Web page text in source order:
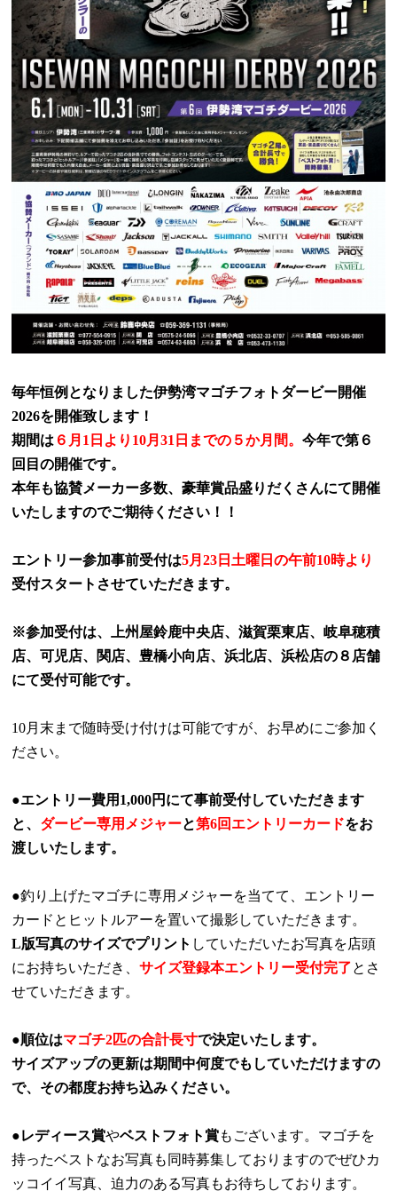
毎年恒例となりました伊勢湾マゴチフォトダービー開催
2026を開催致します！
期間は ６月 1 日より 10月31 日までの５か月間。今年で第６
回目の開催です。
本年も協賛メーカー多数、豪華賞品盛りだくさんにて開催
いたしますのでご期待ください！！
エントリー参加事前受付は5月23 日土曜日の午前10時より
受付スタートさせていただきます。
※参加受付は、上州屋鈴鹿中央店、滋賀栗東店、岐阜穂積
店、可児店、関店、豊橋小向店、浜北店、浜松店の８店舗
にて受付可能です。
10月末まで随時受け付けは可能ですが、お早めにご参加く
ださい。
●エントリー費用 1,000円にて事前受付していただきます
と、 ダービー専用メジャーと第6回エントリーカードをお
渡しいたします。
●釣り上げたマゴチに専用メジャーを当てて、エントリー
カードと ヒットルアーを置いて撮影していただきます。
L版写真のサイズでプリント していただいたお写真を店頭
にお持ちいただき、サイズ登録本エントリー受付完了 とさ
せていただきます。
●順位はマゴチ2匹の合計長寸で決定いたします。
サイズアップの更新は期間中何度でもしていただけますの
で、その都度お持ち込みください。
●レディース賞やベストフォト賞もございます。マゴチを
持ったベストなお写真も同時募集しておりますのでぜひカ
ッコイイ写真、迫力のある写真もお待ちしております。